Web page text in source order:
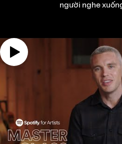
người nghe